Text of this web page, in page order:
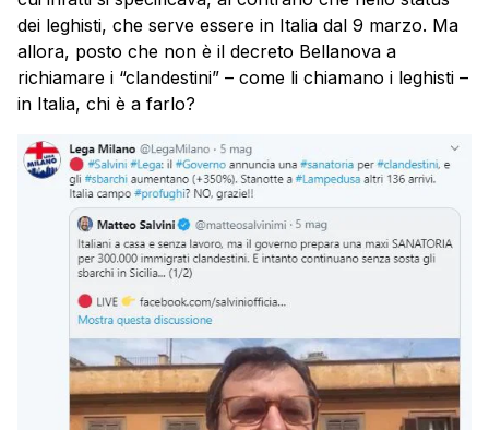
dei leghisti, che serve essere in Italia dal 9 marzo. Ma
allora, posto che non è il decreto Bellanova a
richiamare i “clandestini” – come li chiamano i leghisti –
in Italia, chi è a farlo?